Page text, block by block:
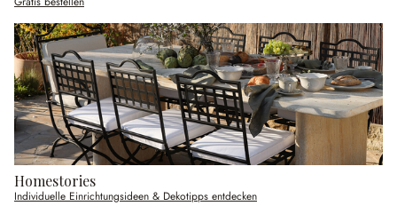
Homestories
Individuelle Einrichtungsideen & Dekotipps entdecken